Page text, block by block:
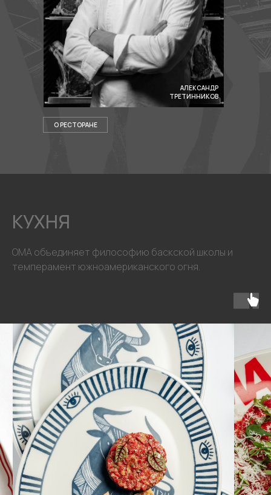
АЛЕКСАНДР
ТРЕТИННИКОВ
О РЕСТОРАНЕ
КУХНЯ
ОМА объединяет философию баскской школы и
темперамент южноамериканского огня.